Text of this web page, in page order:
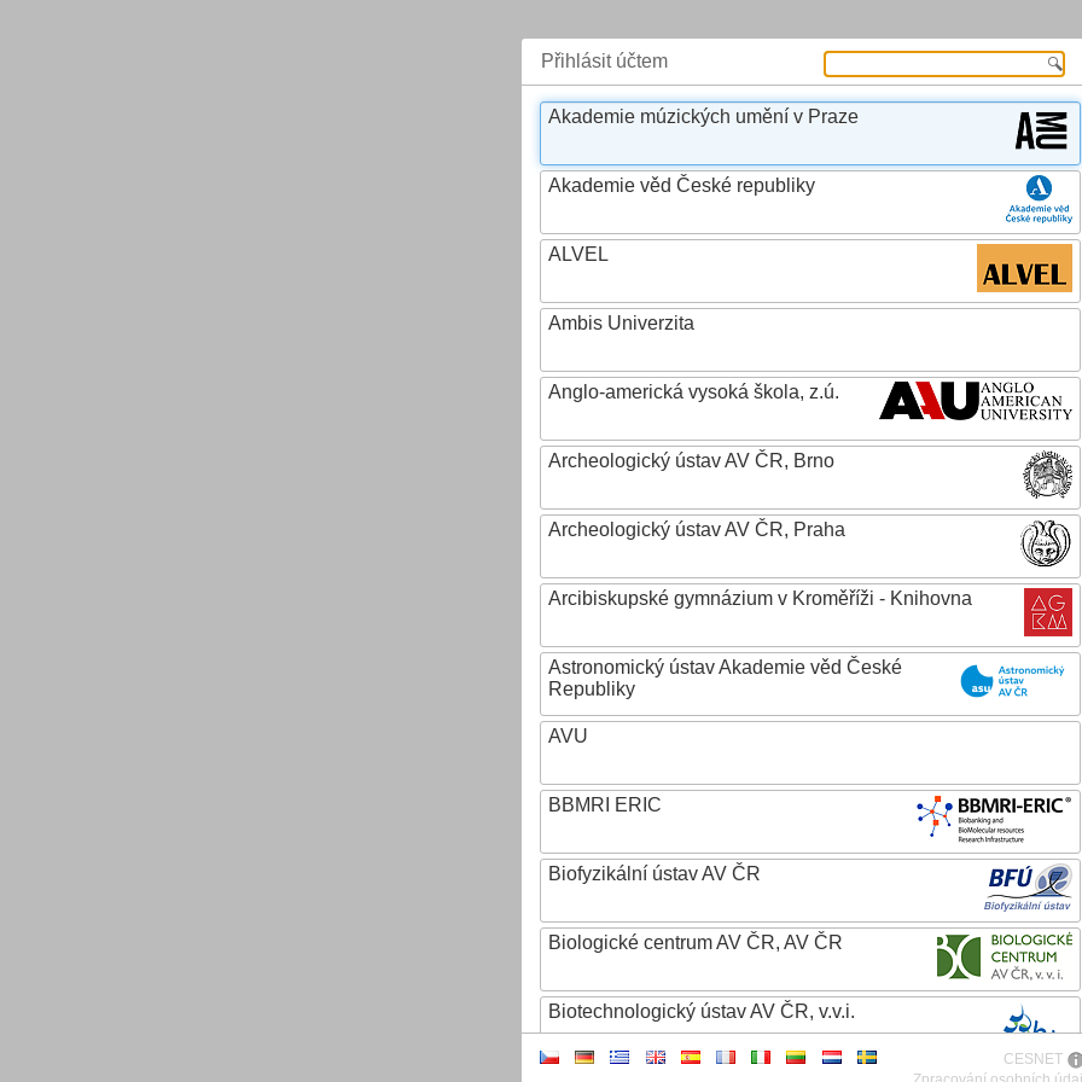
Přihlásit účtem
Akademie múzických umění v Praze
Akademie věd České republiky
ALVEL
Ambis Univerzita
Anglo-americká vysoká škola, z.ú.
Archeologický ústav AV ČR, Brno
Archeologický ústav AV ČR, Praha
Arcibiskupské gymnázium v Kroměříži - Knihovna
Astronomický ústav Akademie věd České
Republiky
AVU
BBMRI ERIC
Biofyzikální ústav AV ČR
Biologické centrum AV ČR, AV ČR
Biotechnologický ústav AV ČR, v.v.i.
CESNET